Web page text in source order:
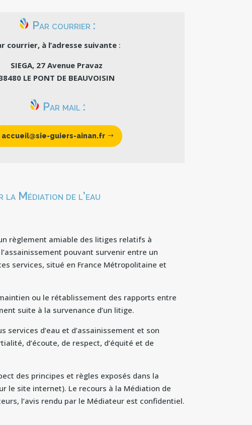
Par courrier :
courrier, à l’adresse suivante :
SIEGA, 27 Avenue Pravaz
LE PONT DE BEAUVOISIN
Par mail :
accueil@sie-guiers-ainan.fr
la Médiation de l’eau
règlement amiable des litiges relatifs à
pouvant survenir entre un
services, situé en France Métropolitaine et
ou le rétablissement des rapports entre
suite à la survenance d’un litige.
services d’eau et d’assainissement et son
d’écoute, de respect, d’équité et de
des principes et règles exposés dans la
le site internet). Le recours à la Médiation de
l’avis rendu par le Médiateur est confidentiel.